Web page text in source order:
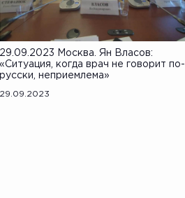
29.09.2023 Москва. Ян Власов:
«Ситуация, когда врач не говорит по-
русски, неприемлема»
29.09.2023